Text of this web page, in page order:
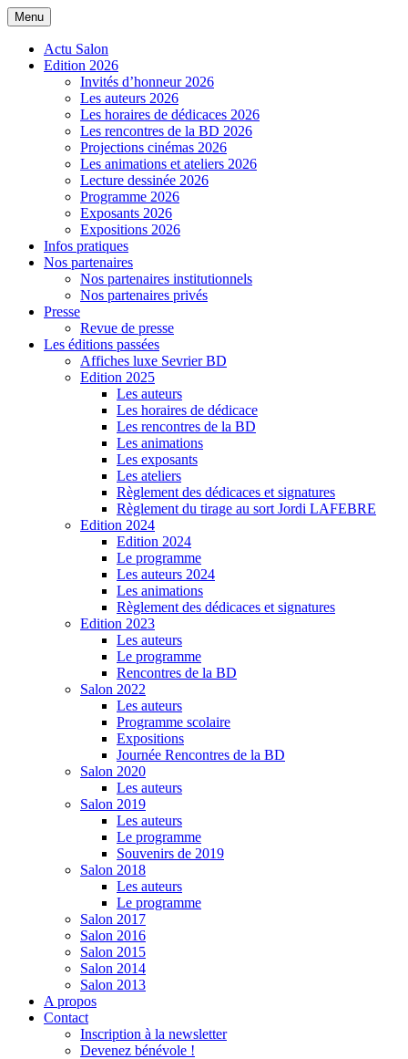
Aller
au
contenu
Salon de la BD de Sevrier
Menu
Actu Salon
Edition 2026
Invités d’honneur 2026
Les auteurs 2026
Les horaires de dédicaces 2026
Les rencontres de la BD 2026
Projections cinémas 2026
Les animations et ateliers 2026
Lecture dessinée 2026
Programme 2026
Exposants 2026
Expositions 2026
Infos pratiques
Nos partenaires
Nos partenaires institutionnels
Nos partenaires privés
Presse
Revue de presse
Les éditions passées
Affiches luxe Sevrier BD
Edition 2025
Les auteurs
Les horaires de dédicace
Les rencontres de la BD
Les animations
Les exposants
Les ateliers
Règlement des dédicaces et signatures
Règlement du tirage au sort Jordi LAFEBRE
Edition 2024
Edition 2024
Le programme
Les auteurs 2024
Les animations
Règlement des dédicaces et signatures
Edition 2023
Les auteurs
Le programme
Rencontres de la BD
Salon 2022
Les auteurs
Programme scolaire
Expositions
Journée Rencontres de la BD
Salon 2020
Les auteurs
Salon 2019
Les auteurs
Le programme
Souvenirs de 2019
Salon 2018
Les auteurs
Le programme
Salon 2017
Salon 2016
Salon 2015
Salon 2014
Salon 2013
A propos
Contact
Inscription à la newsletter
Devenez bénévole !